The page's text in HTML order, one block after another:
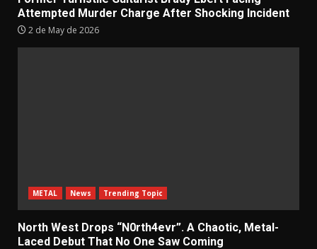
Attempted Murder Charge After Shocking Incident
2 de May de 2026
METAL News Trending Topic
North West Drops “N0rth4evr”. A Chaotic, Metal-
Laced Debut That No One Saw Coming